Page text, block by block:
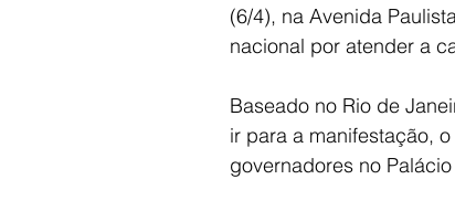
(6/4), na Avenida
nacional por atender a
Baseado no Rio de
ir para a manifestação,
governadores no